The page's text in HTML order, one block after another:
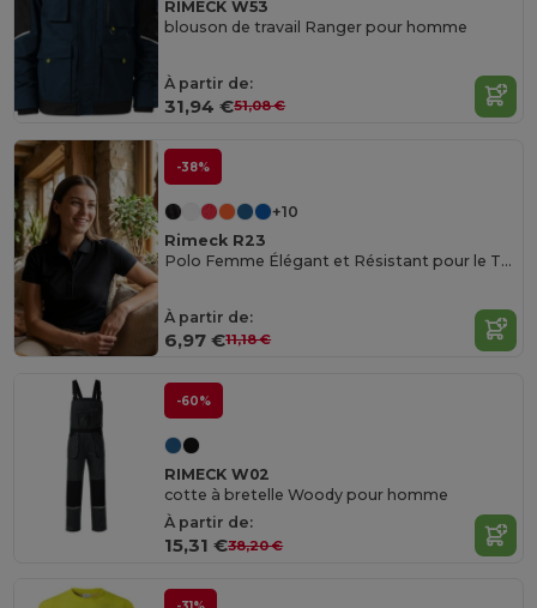
RIMECK W53
blouson de travail Ranger pour homme
À partir de:
31,94 €51,08 €
-38%
+10
Rimeck R23
Polo Femme Élégant et Résistant pour le Travail
À partir de:
6,97 €11,18 €
-60%
RIMECK W02
cotte à bretelle Woody pour homme
À partir de:
15,31 €38,20 €